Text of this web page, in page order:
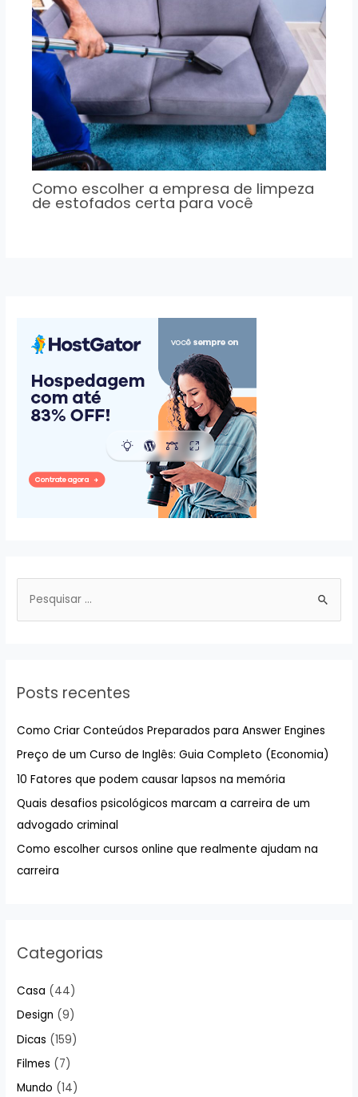
Como escolher a empresa de limpeza
de estofados certa para você
i
r
p
o
r
:
Posts recentes
Como Criar Conteúdos Preparados para Answer Engines
Preço de um Curso de Inglês: Guia Completo (Economia)
10 Fatores que podem causar lapsos na memória
Quais desafios psicológicos marcam a carreira de um
advogado criminal
Como escolher cursos online que realmente ajudam na
carreira
Categorias
Casa (44)
Design (9)
Dicas (159)
Filmes (7)
Mundo (14)